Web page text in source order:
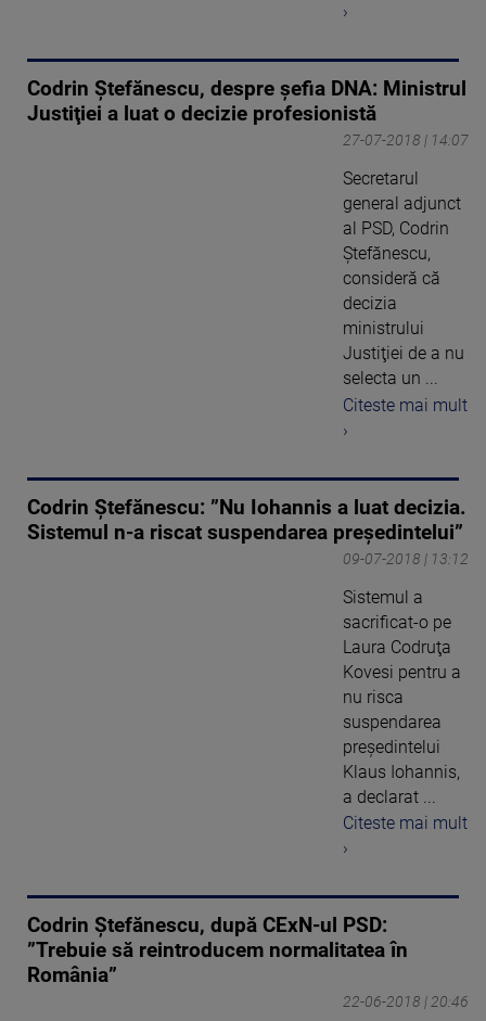
›
Codrin Ştefănescu, despre șefia DNA: Ministrul
Justiţiei a luat o decizie profesionistă
27-07-2018 | 14:07
Secretarul
general adjunct
al PSD, Codrin
Ştefănescu,
consideră că
decizia
ministrului
Justiţiei de a nu
selecta un ...
Citeste mai mult
›
Codrin Ştefănescu: ”Nu Iohannis a luat decizia.
Sistemul n-a riscat suspendarea preşedintelui”
09-07-2018 | 13:12
Sistemul a
sacrificat-o pe
Laura Codruţa
Kovesi pentru a
nu risca
suspendarea
preşedintelui
Klaus Iohannis,
a declarat ...
Citeste mai mult
›
Codrin Ștefănescu, după CExN-ul PSD:
”Trebuie să reintroducem normalitatea în
România”
22-06-2018 | 20:46